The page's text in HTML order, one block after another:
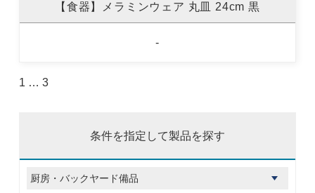
【食器】メラミンウェア 丸皿 24cm 黒
-
1 … 3
条件を指定して製品を探す